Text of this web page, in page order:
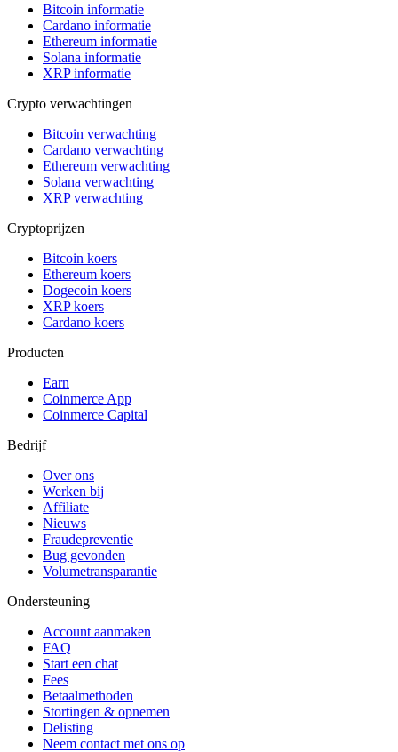
Bitcoin informatie
Cardano informatie
Ethereum informatie
Solana informatie
XRP informatie
Crypto verwachtingen
Bitcoin verwachting
Cardano verwachting
Ethereum verwachting
Solana verwachting
XRP verwachting
Cryptoprijzen
Bitcoin koers
Ethereum koers
Dogecoin koers
XRP koers
Cardano koers
Producten
Earn
Coinmerce App
Coinmerce Capital
Bedrijf
Over ons
Werken bij
Affiliate
Nieuws
Fraudepreventie
Bug gevonden
Volumetransparantie
Ondersteuning
Account aanmaken
FAQ
Start een chat
Fees
Betaalmethoden
Stortingen & opnemen
Delisting
Neem contact met ons op